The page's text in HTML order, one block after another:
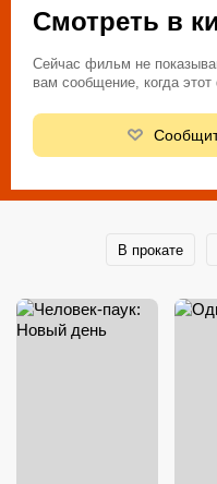
Смотреть в
Сейчас фильм не
вам сообщение, когда
В прокате